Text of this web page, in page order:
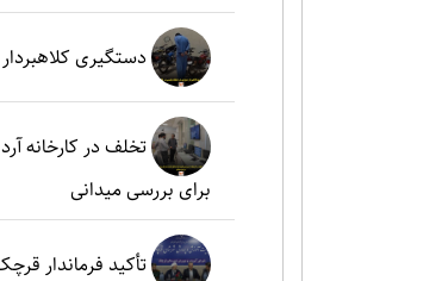
دستگیری
تخلف در کارخانه
برای بررسی میدانی
تأکید فرماندار